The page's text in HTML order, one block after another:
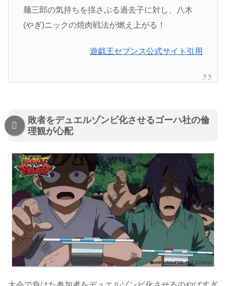
麺三郎の気持ちを揺さぶる過去子に対し、八木
(やぎ)ニックの焼肉戦法が燃え上がる！
遊戯王セブンス公式サイト引用
敗者をデュエルゾンビ化させるゴーハ社の倫
理観が心配